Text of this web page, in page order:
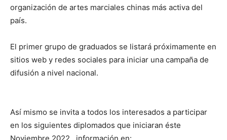
organización de artes marciales chinas más activa del
país.
El primer grupo de graduados se listará próximamente en
sitios web y redes sociales para iniciar una campaña de
difusión a nivel nacional.
Así mismo se invita a todos los interesados a participar
en los siguientes diplomados que iniciaran éste